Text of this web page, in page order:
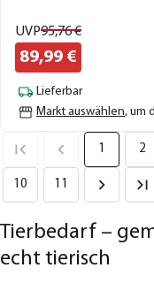
UVP95,76€
89,99 €
Lieferbar
Markt auswählen, um
1 2
10 11
Tierbedarf –
echt tierisch